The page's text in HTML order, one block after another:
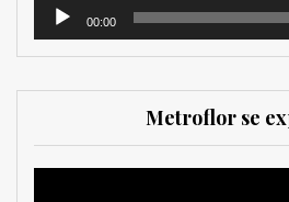
00:00
Metroflor se